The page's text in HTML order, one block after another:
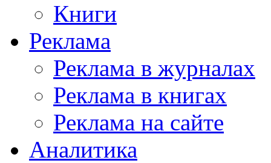
Книги
Реклама
Реклама в журналах
Реклама в книгах
Реклама на сайте
Аналитика